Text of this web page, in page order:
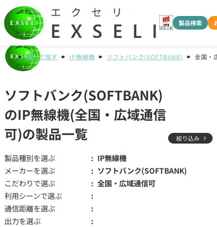
製品検索
種別で探す IP無線機 ソフトバンク(SOFTBANK) 全国・
ソフトバンク(SOFTBANK)
のIP無線機(全国・広域通信
可)の製品一覧
絞り込み
製品種別を選ぶ
IP無線機
メーカーを選ぶ
ソフトバンク(SOFTBANK)
こだわりで選ぶ
全国・広域通信可
利用シーンで選ぶ
通信距離を選ぶ
出力を選ぶ